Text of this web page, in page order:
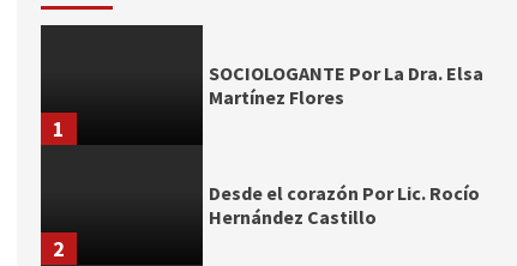
1
SOCIOLOGANTE Por La Dra. Elsa
Martínez Flores
2
Desde el corazón Por Lic. Rocío
Hernández Castillo